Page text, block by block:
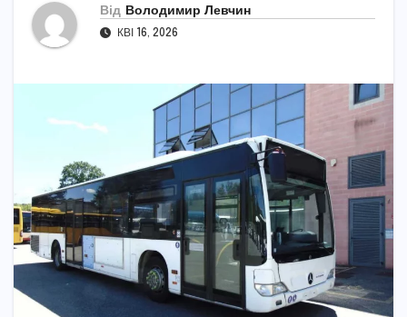
Від Володимир Левчин
КВІ 16, 2026